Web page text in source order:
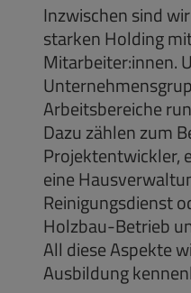
Inzwischen sind
starken Holding
Mitarbeiter:innen.
Arbeitsbereiche
Dazu zählen zum
Projektentwickler,
eine
Reinigungsdienst
Holzbau-Betrieb
All diese Aspekte
Ausbildung